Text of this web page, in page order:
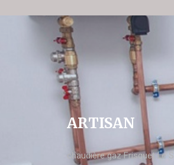
ARTISAN
chaudière gaz Frisquet Le